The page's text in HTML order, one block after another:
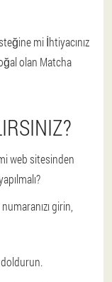
mi İhtiyacınız
olan Matcha
web sitesinden
girin,